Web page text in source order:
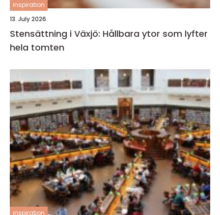
inspiration
13. July 2026
Stensättning i Växjö: Hållbara ytor som lyfter
hela tomten
inspiration